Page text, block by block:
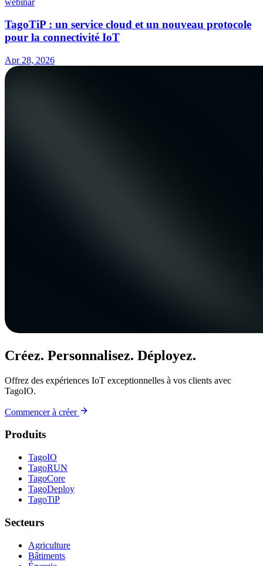
TagoTiP : un service cloud et un nouveau protocole
pour la connectivité IoT
Apr 28, 2026
Créez. Personnalisez. Déployez.
Offrez des expériences IoT exceptionnelles à vos clients avec
TagoIO.
Commencer à créer
Produits
TagoIO
TagoRUN
TagoCore
TagoDeploy
TagoTiP
Secteurs
Agriculture
Bâtiments